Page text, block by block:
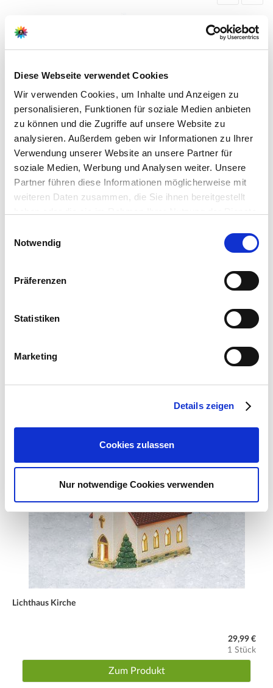
Diese Webseite verwendet Cookies
Wir verwenden Cookies, um Inhalte und Anzeigen zu
personalisieren, Funktionen für soziale Medien anbieten
zu können und die Zugriffe auf unsere Website zu
analysieren. Außerdem geben wir Informationen zu Ihrer
Verwendung unserer Website an unsere Partner für
soziale Medien, Werbung und Analysen weiter. Unsere
Partner führen diese Informationen möglicherweise mit
weiteren Daten zusammen, die Sie ihnen bereitgestellt
betätigen Sie anschließend den "OK"-Button:
Notwendig
Präferenzen
Statistiken
Marketing
Details zeigen
Cookies zulassen
Nur notwendige Cookies verwenden
Luville Kirche
99,99 €
1 Stück
Lichthaus Kirche
29,99 €
1 Stück
Zum Produkt